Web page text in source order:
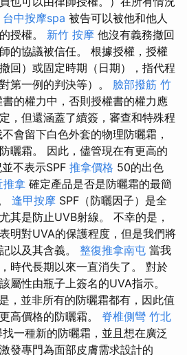
台中按摩spa 被告可以被他和他人
授權。 新竹 按摩 他沒有義務撤回
的協議被信任。 根據授權，授權
回）或固定時期（日期），指代程
第一例的判決等）。 臉部撥筋 竹
的權力中，否則授權書的權力應
，但還涵蓋了續簽，審查和特殊程
會留下白色外套的物理防曬霜，
曬霜。 因此，儘管現在有更高的
不表示SPF 推拿價格 50的出色
推拿 確定產品是否是防曬霜的最簡
逢甲按摩 SPF（防曬因子）是全
其是防止UVB射線。 不幸的是，
明對UVA的保護程度，但是我們將
以及其含義。 整復推拿南屯 當我
時代長期以來一直消失了。 對於
屬性由瓶子上簽名的UVA指示。
，並非所有的防曬霜都有，因此值
高價格的防曬霜。 脊椎側彎 竹北
一種新的防曬霜，並且想在廣泛
發專門為面部皮膚需求設計的